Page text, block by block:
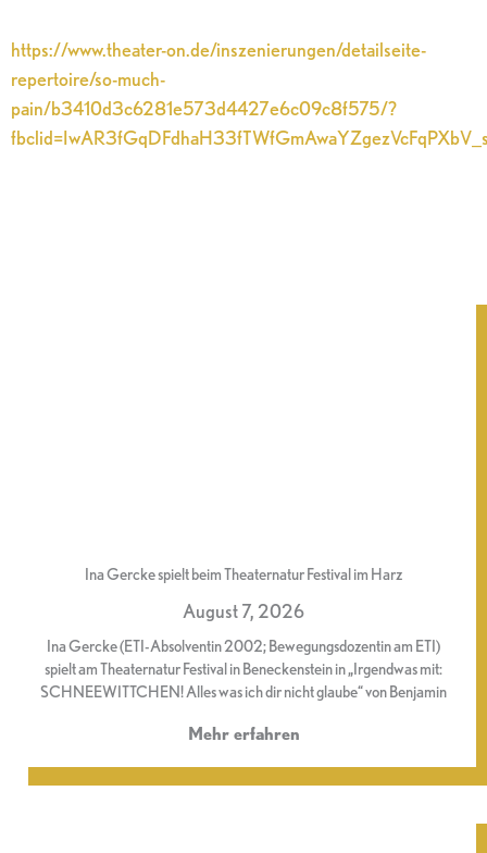
https://www.theater-on.de/inszenierungen/detailseite-
repertoire/so-much-
pain/b3410d3c6281e573d4427e6c09c8f575/?
Ina Gercke spielt beim Theaternatur Festival im Harz
August 7, 2026
Ina Gercke (ETI-Absolventin 2002; Bewegungsdozentin am ETI)
spielt am Theaternatur Festival in Beneckenstein in „Irgendwas mit:
SCHNEEWITTCHEN! Alles was ich dir nicht glaube“ von Benjamin
Mehr erfahren